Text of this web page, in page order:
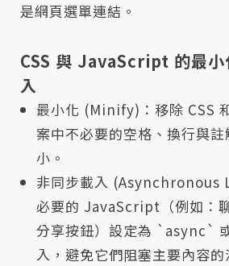
是網頁選單連結。
CSS 與 JavaScript 的最小
入
最小化 (Minify)：移除 CSS
案中不必要的空格、換行與
小。
非同步載入 (Asynchronous
必要的 JavaScript（例如：
分享按鈕）設定為 `async`
入，避免它們阻塞主要內容